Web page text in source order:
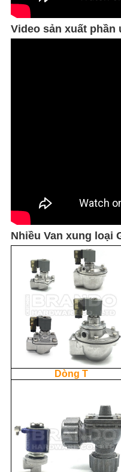
Video sản xuất phần
Nhiều Van xung loại
Dòng T